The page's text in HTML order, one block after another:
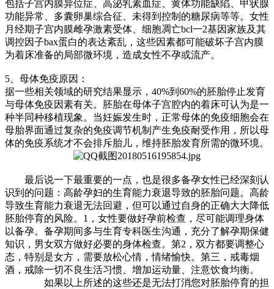
包括子宫内膜异位症、高泌乳素血症、黄体功能缺陷、甲状腺
功能异常、多囊卵巢综合征、未得到控制的糖尿病等等。女性
月经期子宫内膜雌孕激素受体、细胞凋亡bcl一2基因家族及其
调控因子bax蛋白的表达紊乱，这些因素都可能破坏子宫内膜
为着床准备的局部微环境，造成女性不孕或流产。
5、母体免疫原因：
据一些相关领域的研究结果显示，40%到60%的胚胎停止发育
与母体免疫因素有关。胚胎在母体子宫腔内的着床可认为是一
种半同种移植现象。当妊娠发生时，正常母体的免疫细胞会在
母胎界面通过复杂的免疫调节机制产生免疫耐受作用，所以母
体的免疫系统才不会排斥胎儿，维持胚胎发育所需的微环境。
最后说一下最重要的一点，也是很多备孕女性已经深刻认
识到的问题：高龄孕妇的生育能力衰退导致的胚胎问题。高龄
导致生育能力衰退无法回避，但可以通过自身的正确大大降低
胚胎停育的风险。1，女性要做好孕前检查，尽可能调理身体
以备孕。备孕期间多与生育专科医生沟通，充分了解孕期保健
知识，男女双方做好必要的身体检查。第2，双方都要调整心
态，特别是女方，需要放松心情，情绪愉快。第三，戒毒烟
酒，戒除一切不良生活习惯、增加运动量、注意饮食均衡。
如果以上所述的这些还是无法打消您对胚胎停育的担